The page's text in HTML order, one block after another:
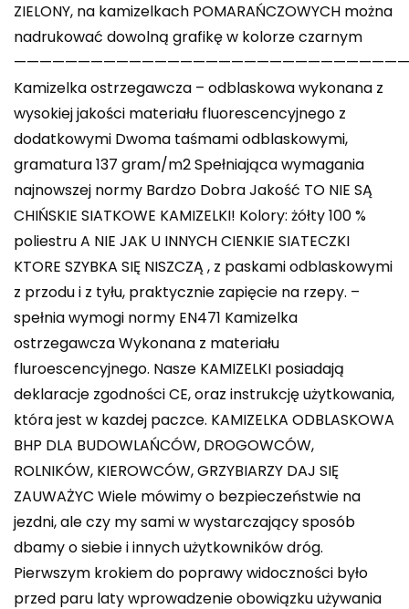
ZIELONY, na kamizelkach POMARAŃCZOWYCH można
nadrukować dowolną grafikę w kolorze czarnym
Kamizelka ostrzegawcza – odblaskowa wykonana z
wysokiej jakości materiału fluorescencyjnego z
dodatkowymi Dwoma taśmami odblaskowymi,
gramatura 137 gram/m2 Spełniająca wymagania
najnowszej normy Bardzo Dobra Jakość TO NIE SĄ
CHIŃSKIE SIATKOWE KAMIZELKI! Kolory: żółty 100 %
poliestru A NIE JAK U INNYCH CIENKIE SIATECZKI
KTORE SZYBKA SIĘ NISZCZĄ , z paskami odblaskowymi
z przodu i z tyłu, praktycznie zapięcie na rzepy. –
spełnia wymogi normy EN471 Kamizelka
ostrzegawcza Wykonana z materiału
fluroescencyjnego. Nasze KAMIZELKI posiadają
deklaracje zgodności CE, oraz instrukcję użytkowania,
która jest w kazdej paczce. KAMIZELKA ODBLASKOWA
BHP DLA BUDOWLAŃCÓW, DROGOWCÓW,
ROLNIKÓW, KIEROWCÓW, GRZYBIARZY DAJ SIĘ
ZAUWAŻYC Wiele mówimy o bezpieczeństwie na
jezdni, ale czy my sami w wystarczający sposób
dbamy o siebie i innych użytkowników dróg.
Pierwszym krokiem do poprawy widoczności było
przed paru laty wprowadzenie obowiązku używania